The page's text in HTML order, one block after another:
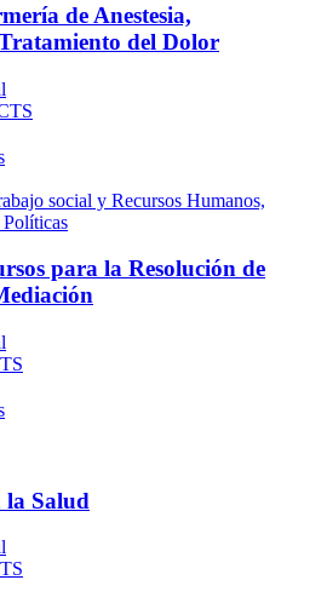
de Anestesia,
del Dolor
social y Recursos Humanos,
para la Resolución de
la Salud